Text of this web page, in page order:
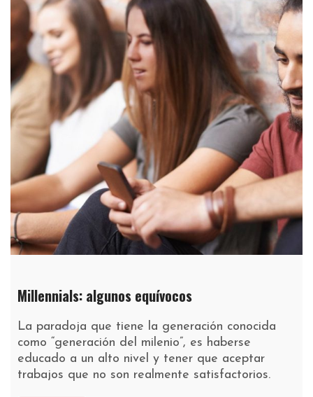
Millennials: algunos equívocos
La paradoja que tiene la generación conocida
como “generación del milenio”, es haberse
educado a un alto nivel y tener que aceptar
trabajos que no son realmente satisfactorios.